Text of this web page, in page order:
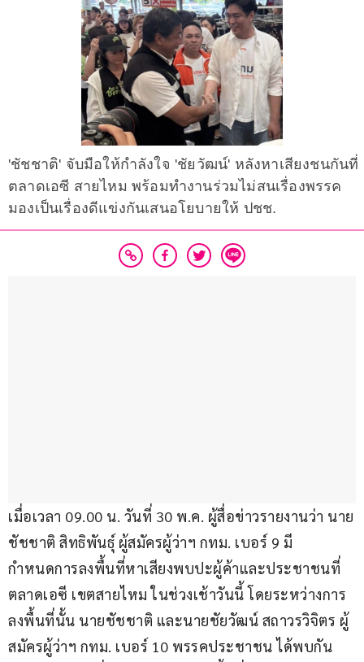
'ชัชชาติ' จับมือให้กำลังใจ 'ชัยวัฒน์' หลังหาเสียงชนกันที่
ตลาดเอซี สายไหม พร้อมทำงานร่วมไม่สนเรื่องพรรค
มองเป็นเรื่องดีแข่งกันเสนอโยบายให้ ปชช.
เมื่อเวลา 09.00 น. วันที่ 30 พ.ค. ผู้สื่อข่าวรายงานว่า นาย
ชัชชาติ สิทธิพันธุ์ ผู้สมัครผู้ว่าฯ กทม. เบอร์ 9 มี
กำหนดการลงพื้นที่หาเสียงพบปะผู้ค้าและประชาชนที่
ตลาดเอซี เขตสายไหม ในช่วงเช้าวันนี้ โดยระหว่างการ
ลงพื้นที่นั้น นายชัชชาติ และนายชัยวัฒน์ สถาวรวิจิตร ผู้
สมัครผู้ว่าฯ กทม. เบอร์ 10 พรรคประชาชน ได้พบกัน